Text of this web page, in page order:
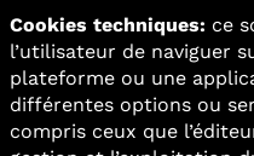
Cookies techniques: ce
l’utilisateur de naviguer
plateforme ou une
différentes options ou
compris ceux que